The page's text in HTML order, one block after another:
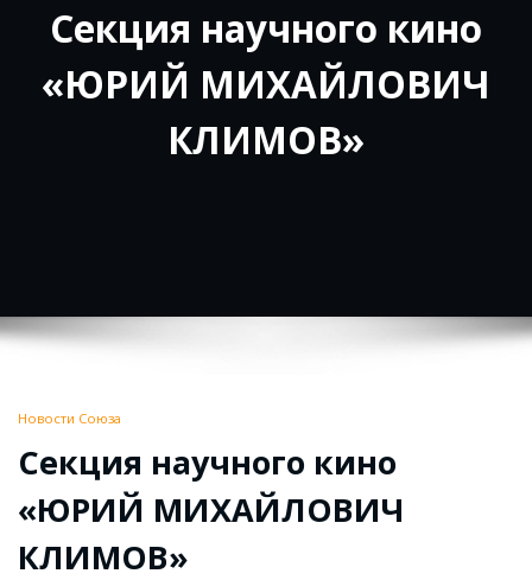
Секция научного кино
«ЮРИЙ МИХАЙЛОВИЧ
КЛИМОВ»
Новости Союза
Секция научного кино
«ЮРИЙ МИХАЙЛОВИЧ
КЛИМОВ»